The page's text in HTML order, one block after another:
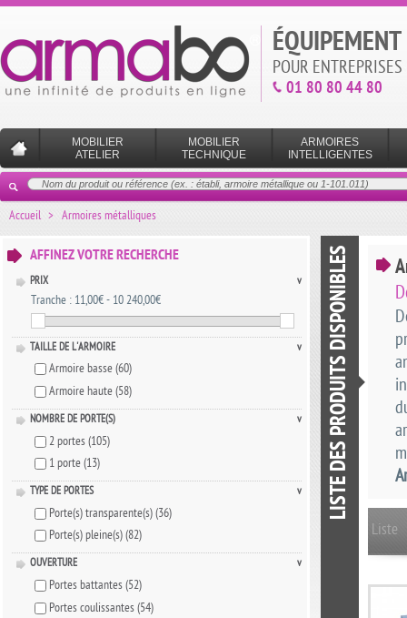
POUR
01 80 80 44 80
MOBILIER
ATELIER
MOBILIER
TECHNIQUE
ARMOIRES
INTELLIGENTES
AFFINEZ VOTRE RECHERCHE
PRIX v
Tranche : 11,00€ - 10 240,00€
TAILLE DE L'ARMOIRE v
Armoire basse(60)
Armoire haute(58)
NOMBRE DE PORTE(S) v
2 portes(105)
1 porte(13)
TYPE DE PORTES v
Porte(s) transparente(s)(36)
Porte(s) pleine(s)(82)
OUVERTURE v
Portes battantes(52)
Portes coulissantes(54)
Accueil > Armoires métalliques
LISTE DES PRODUITS DISPONIBLES
Liste